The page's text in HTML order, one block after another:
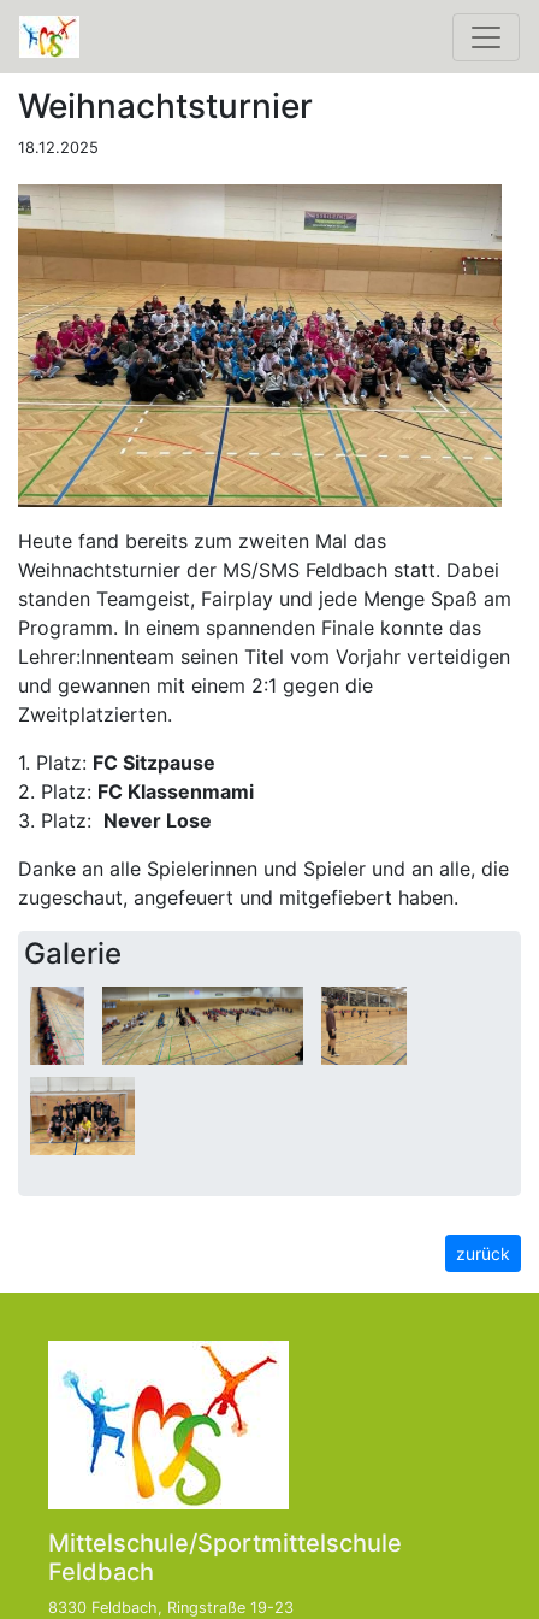
Weihnachtsturnier
18.12.2025
Heute fand bereits zum zweiten Mal das
Weihnachtsturnier der MS/SMS Feldbach statt. Dabei
standen Teamgeist, Fairplay und jede Menge Spaß am
Programm. In einem spannenden Finale konnte das
Lehrer:Innenteam seinen Titel vom Vorjahr verteidigen
und gewannen mit einem 2:1 gegen die
Zweitplatzierten.
1. Platz: FC Sitzpause
2. Platz: FC Klassenmami
3. Platz: Never Lose
Danke an alle Spielerinnen und Spieler und an alle, die
zugeschaut, angefeuert und mitgefiebert haben.
Galerie
zurück
Mittelschule/Sportmittelschule
Feldbach
8330 Feldbach, Ringstraße 19-23